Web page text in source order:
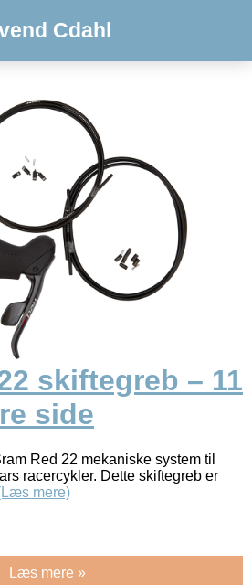
Cdahl
skiftegreb – 11
side
Red 22 mekaniske system til
racercykler. Dette skiftegreb er
mere)
Læs mere »